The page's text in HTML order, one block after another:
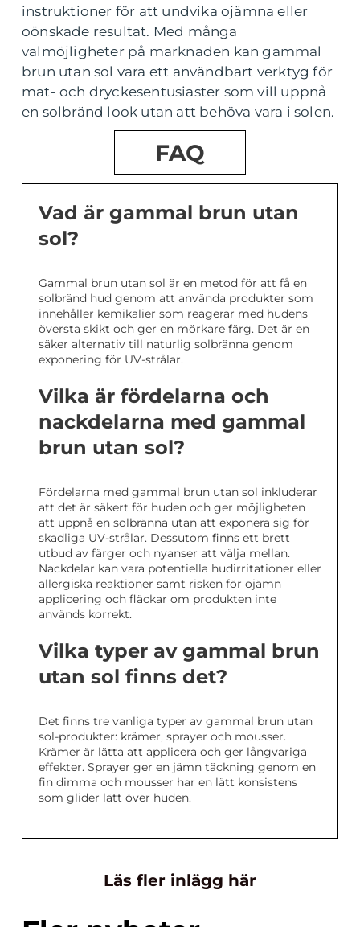
instruktioner för att undvika ojämna eller
oönskade resultat. Med många
valmöjligheter på marknaden kan gammal
brun utan sol vara ett användbart verktyg för
mat- och dryckesentusiaster som vill uppnå
en solbränd look utan att behöva vara i solen.
FAQ
Vad är gammal brun utan
sol?
Gammal brun utan sol är en metod för att få en
solbränd hud genom att använda produkter som
innehåller kemikalier som reagerar med hudens
översta skikt och ger en mörkare färg. Det är en
säker alternativ till naturlig solbränna genom
exponering för UV-strålar.
Vilka är fördelarna och
nackdelarna med gammal
brun utan sol?
Fördelarna med gammal brun utan sol inkluderar
att det är säkert för huden och ger möjligheten
att uppnå en solbränna utan att exponera sig för
skadliga UV-strålar. Dessutom finns ett brett
utbud av färger och nyanser att välja mellan.
Nackdelar kan vara potentiella hudirritationer eller
allergiska reaktioner samt risken för ojämn
applicering och fläckar om produkten inte
används korrekt.
Vilka typer av gammal brun
utan sol finns det?
Det finns tre vanliga typer av gammal brun utan
sol-produkter: krämer, sprayer och mousser.
Krämer är lätta att applicera och ger långvariga
effekter. Sprayer ger en jämn täckning genom en
fin dimma och mousser har en lätt konsistens
som glider lätt över huden.
Läs fler inlägg här